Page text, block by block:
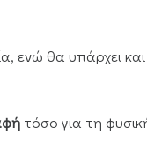
ενώ θα υπάρχει
τόσο για τη